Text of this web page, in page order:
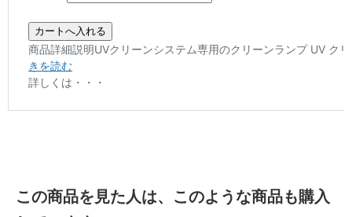
この商品を見た人は、このような商品も購入